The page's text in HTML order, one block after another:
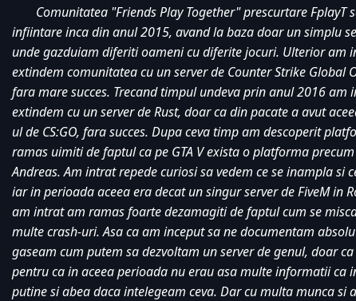
Comunitatea "Friends Play Together" prescurtare FplayT
infiintare inca din anul 2015, avand la baza doar un simplu
unde gazduiam diferiti oameni cu diferite jocuri. Ulterior am
extindem comunitatea cu un server de Counter Strike Global
fara mare succes. Trecand timpul undeva prin anul 2016 am
extindem cu un server de Rust, doar ca din pacate a avut
ul de CS:GO, fara succes. Dupa ceva timp am descoperit
ramas uimiti de faptul ca pe GTA V exista o platforma precum
Andreas. Am intrat repede curiosi sa vedem ce se inampla si
iar in perioada aceea era decat un singur server de FiveM in
am intrat am ramas foarte dezamagiti de faptul cum se
multe crash-uri. Asa ca am inceput sa ne documentam
gaseam cum putem sa dezvoltam un server de genul, doar
pentru ca in aceea perioada nu erau asa multe informatii ca
putine si abea daca intelegeam ceva. Dar cu multa munca si